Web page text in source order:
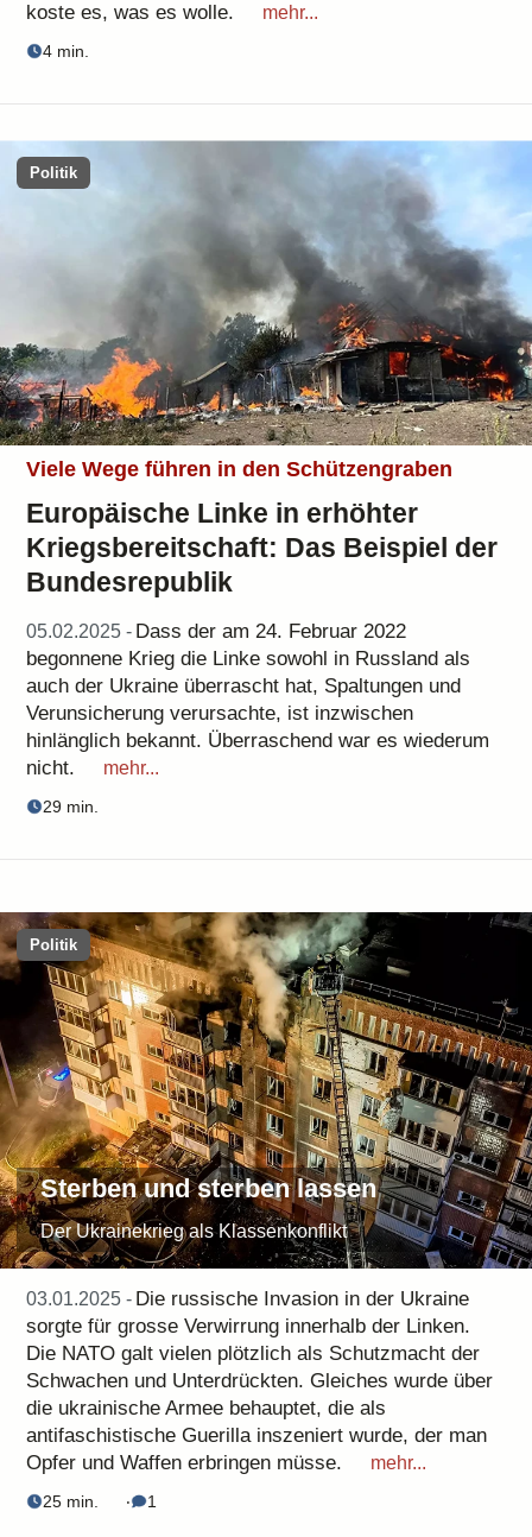
koste es, was es wolle.
mehr...
4 min.
Politik
Viele Wege führen in den Schützengraben
Europäische Linke in erhöhter
Kriegsbereitschaft: Das Beispiel der
Bundesrepublik
05.02.2025 - Dass der am 24. Februar 2022
begonnene Krieg die Linke sowohl in Russland als
auch der Ukraine überrascht hat, Spaltungen und
Verunsicherung verursachte, ist inzwischen
hinlänglich bekannt. Überraschend war es wiederum
nicht.
mehr...
29 min.
Politik
Sterben und sterben lassen
Der Ukrainekrieg als Klassenkonflikt
03.01.2025 - Die russische Invasion in der Ukraine
sorgte für grosse Verwirrung innerhalb der Linken.
Die NATO galt vielen plötzlich als Schutzmacht der
Schwachen und Unterdrückten. Gleiches wurde über
die ukrainische Armee behauptet, die als
antifaschistische Guerilla inszeniert wurde, der man
Opfer und Waffen erbringen müsse.
mehr...
25 min. ‧ 1